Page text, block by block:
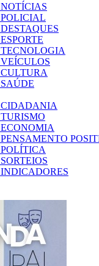
NOTÍCIAS
POLICIAL
DESTAQUES
ESPORTE
TECNOLOGIA
VEÍCULOS
CULTURA
SAÚDE
CIDADANIA
TURISMO
ECONOMIA
PENSAMENTO
POLÍTICA
SORTEIOS
INDICADORES